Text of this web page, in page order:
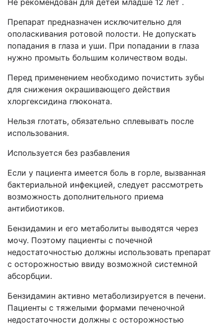
Не рекомендован для детей младше 12 лет .
Препарат предназначен исключительно для
ополаскивания ротовой полости. Не допускать
попадания в глаза и уши. При попадании в глаза
нужно промыть большим количеством воды.
Перед применением необходимо почистить зубы
для снижения окрашивающего действия
хлоргексидина глюконата.
Нельзя глотать, обязательно сплевывать после
использования.
Используется без разбавления
Если у пациента имеется боль в горле, вызванная
бактериальной инфекцией, следует рассмотреть
возможность дополнительного приема
антибиотиков.
Бензидамин и его метаболиты выводятся через
мочу. Поэтому пациенты с почечной
недостаточностью должны использовать препарат
с осторожностью ввиду возможной системной
абсорбции.
Бензидамин активно метаболизируется в печени.
Пациенты с тяжелыми формами печеночной
недостаточности должны с осторожностью